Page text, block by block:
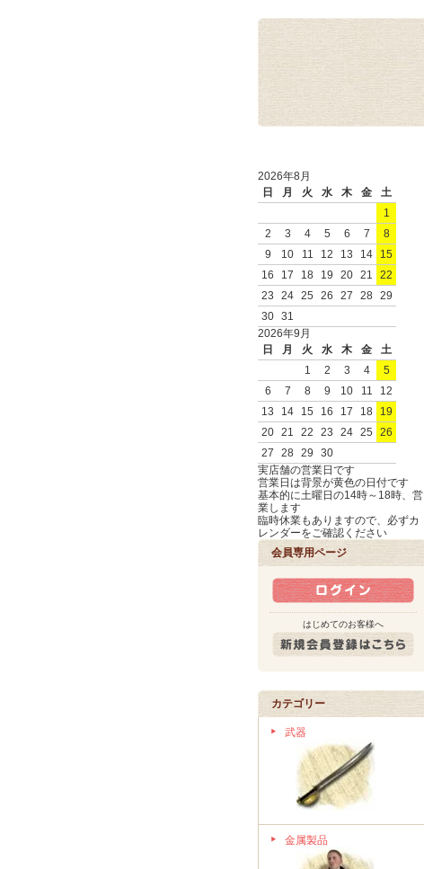
2026年8月
日
月 火 水 木 金
土
1
2
3 4 5 6 7
8
9
10 11 12 13 14
15
16
17 18 19 20 21
22
23
24 25 26 27 28 29
30 31
2026年9月
日
月 火 水 木 金
土
1
2 3 4
5
6
7 8 9 10 11
12
13
14 15 16 17 18
19
20 21 22 23 24 25
26
27
28 29
30
実店舗の営業日です
営業日は背景が黄色の日付です
基本的に土曜日の14時～18時、営
業します
臨時休業もありますので、必ずカ
レンダーをご確認ください
会員専用ページ
はじめてのお客様へ
カテゴリー
武器
金属製品